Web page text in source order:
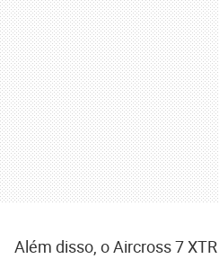
Além disso, o Aircross 7